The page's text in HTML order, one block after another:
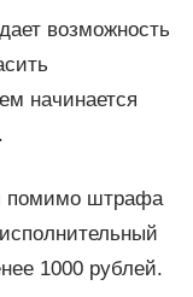
возможность
начинается
помимо штрафа
1000 рублей.